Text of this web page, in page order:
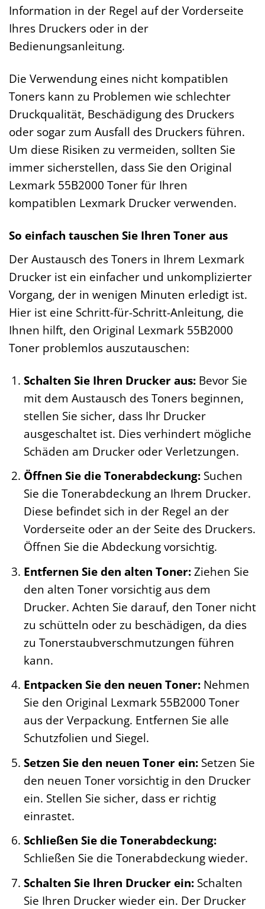
Information in der Regel auf der Vorderseite
Ihres Druckers oder in der
Bedienungsanleitung.
Die Verwendung eines nicht kompatiblen
Toners kann zu Problemen wie schlechter
Druckqualität, Beschädigung des Druckers
oder sogar zum Ausfall des Druckers führen.
Um diese Risiken zu vermeiden, sollten Sie
immer sicherstellen, dass Sie den Original
Lexmark 55B2000 Toner für Ihren
kompatiblen Lexmark Drucker verwenden.
So einfach tauschen Sie Ihren Toner aus
Der Austausch des Toners in Ihrem Lexmark
Drucker ist ein einfacher und unkomplizierter
Vorgang, der in wenigen Minuten erledigt ist.
Hier ist eine Schritt-für-Schritt-Anleitung, die
Ihnen hilft, den Original Lexmark 55B2000
Toner problemlos auszutauschen:
Schalten Sie Ihren Drucker aus:Bevor Sie
mit dem Austausch des Toners beginnen,
stellen Sie sicher, dass Ihr Drucker
ausgeschaltet ist. Dies verhindert mögliche
Schäden am Drucker oder Verletzungen.
Öffnen Sie die Tonerabdeckung:Suchen
Sie die Tonerabdeckung an Ihrem Drucker.
Diese befindet sich in der Regel an der
Vorderseite oder an der Seite des Druckers.
Öffnen Sie die Abdeckung vorsichtig.
Entfernen Sie den alten Toner:Ziehen Sie
den alten Toner vorsichtig aus dem
Drucker. Achten Sie darauf, den Toner nicht
zu schütteln oder zu beschädigen, da dies
zu Tonerstaubverschmutzungen führen
kann.
Entpacken Sie den neuen Toner:Nehmen
Sie den Original Lexmark 55B2000 Toner
aus der Verpackung. Entfernen Sie alle
Schutzfolien und Siegel.
Setzen Sie den neuen Toner ein:Setzen Sie
den neuen Toner vorsichtig in den Drucker
ein. Stellen Sie sicher, dass er richtig
einrastet.
Schließen Sie die Tonerabdeckung:
Schließen Sie die Tonerabdeckung wieder.
Schalten Sie Ihren Drucker ein:Schalten
Sie Ihren Drucker wieder ein. Der Drucker